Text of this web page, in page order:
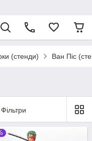
(стенди) Ван Піс
Фільтри